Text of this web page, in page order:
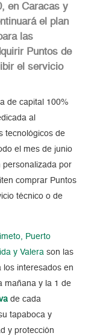
en Caracas y
el plan
las
Puntos de
el servicio
de capital 100%
al
tecnológicos de
el mes de junio
personalizada por
comprar Puntos
técnico o de
Puerto
y Valera son las
los interesados en
mañana y la 1 de
de cada
tapaboca y
y protección